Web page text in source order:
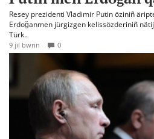
Resey prezidenti Vladimir Putin öziniñ
Erdoğanmen jürgizgen kelissözderiniñ
Türk..
9 jıl bwrın 0